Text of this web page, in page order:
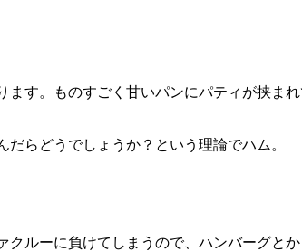
ます。ものすごく甘いパンにパティが挟
らどうでしょうか？という理論でハム。
ルーに負けてしまうので、ハンバーグと